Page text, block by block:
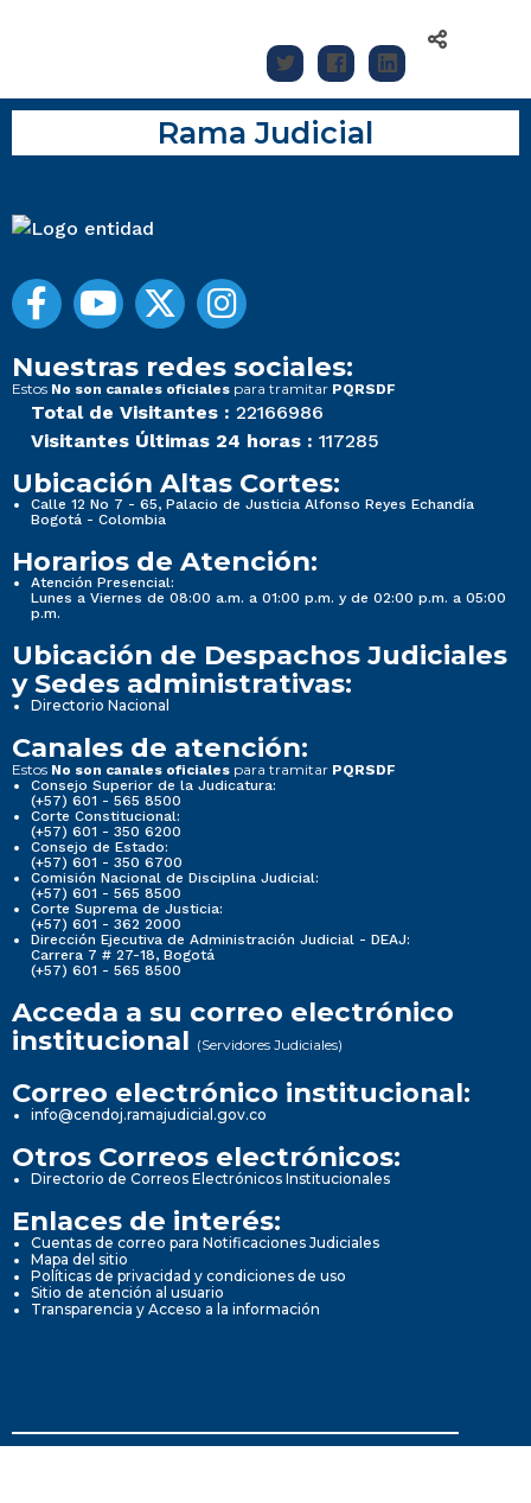
Rama Judicial
Nuestras redes sociales:
Estos No son canales oficiales para tramitar PQRSDF
Total de Visitantes : 22166986
Visitantes Últimas 24 horas : 117285
Ubicación Altas Cortes:
Calle 12 No 7 - 65, Palacio de Justicia Alfonso Reyes Echandía
Bogotá - Colombia
Horarios de Atención:
Atención Presencial:
Lunes a Viernes de 08:00 a.m. a 01:00 p.m. y de 02:00 p.m. a 05:00
p.m.
Ubicación de Despachos Judiciales
y Sedes administrativas:
Directorio Nacional
Canales de atención:
Estos No son canales oficiales para tramitar PQRSDF
Consejo Superior de la Judicatura:
(+57) 601 - 565 8500
Corte Constitucional:
(+57) 601 - 350 6200
Consejo de Estado:
(+57) 601 - 350 6700
Comisión Nacional de Disciplina Judicial:
(+57) 601 - 565 8500
Corte Suprema de Justicia:
(+57) 601 - 362 2000
Dirección Ejecutiva de Administración Judicial - DEAJ:
Carrera 7 # 27-18, Bogotá
(+57) 601 - 565 8500
Acceda a su correo electrónico
institucional (Servidores Judiciales)
Correo electrónico institucional:
info@cendoj.ramajudicial.gov.co
Otros Correos electrónicos:
Directorio de Correos Electrónicos Institucionales
Enlaces de interés:
Cuentas de correo para Notificaciones Judiciales
Mapa del sitio
Políticas de privacidad y condiciones de uso
Sitio de atención al usuario
Transparencia y Acceso a la información